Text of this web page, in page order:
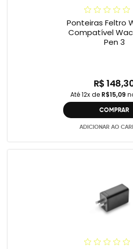
Ponteiras Feltro
Compatível
Pen 3
R$
Até 12x de R$15,09
COMPRAR
ADICIONAR AO